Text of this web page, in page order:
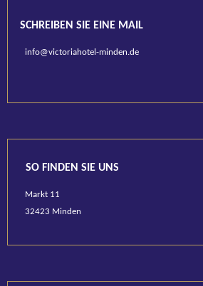
SCHREIBEN SIE EINE MAIL
info@victoriahotel-minden.de
SO FINDEN SIE UNS
Markt 11
32423 Minden